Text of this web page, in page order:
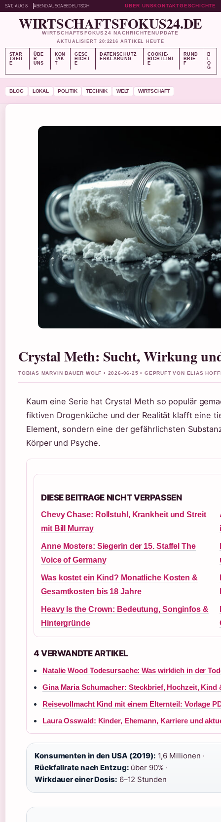
SAT, AUG 8 ABENDAUSGABEDEUTSCH ÜBER UNSKONTAKTGESCHICHTE
WIRTSCHAFTSFOKUS24.DE
WIRTSCHAFTSFOKUS24 NACHRICHTENUPDATE
AKTUALISIERT 20:2216 ARTIKEL HEUTE
STAR
TSEIT
E
ÜBE
R
UNS
KON
TAK
T
GESC
HICHT
E
DATENSCHUTZ
ERKLÄRUNG
COOKIE-
RICHTLINI
E
RUND
BRIE
F
B
L
O
G
BLOG LOKAL POLITIK TECHNIK WELT WIRTSCHAFT
Crystal Meth: Sucht, Wirkung
TOBIAS MARVIN BAUER WOLF • 2026-06-25 • GEPRUFT VON ELIAS
Kaum eine Serie hat Crystal Meth so populär
fiktiven Drogenküche und der Realität klafft eine
Element, sondern eine der gefährlichsten
Körper und Psyche.
DIESE BEITRAGE NICHT VERPASSEN
Chevy Chase: Rollstuhl, Krankheit und Streit
mit Bill Murray
Anne Mosters: Siegerin der 15. Staffel The
Voice of Germany
Was kostet ein Kind? Monatliche Kosten &
Gesamtkosten bis 18 Jahre
Heavy Is the Crown: Bedeutung, Songinfos &
Hintergründe
4 VERWANDTE ARTIKEL
Natalie Wood Todesursache: Was wirklich in der
Gina Maria Schumacher: Steckbrief, Hochzeit, Kind
Reisevollmacht Kind mit einem Elternteil: Vorlage
Laura Osswald: Kinder, Ehemann, Karriere und
Konsumenten in den USA (2019): 1,6 Millionen ·
Rückfallrate nach Entzug: über 90% ·
Wirkdauer einer Dosis: 6–12 Stunden